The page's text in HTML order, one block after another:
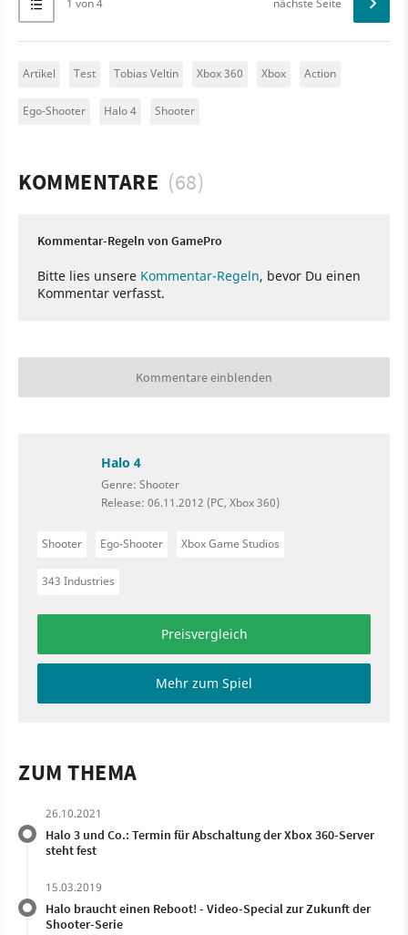
Artikel Test Tobias Veltin Xbox 360 Xbox Action
Ego-Shooter Halo 4 Shooter
KOMMENTARE (68)
Kommentar-Regeln von GamePro
Bitte lies unsere Kommentar-Regeln, bevor Du einen
Kommentar verfasst.
Kommentare einblenden
Halo 4
Genre: Shooter
Release: 06.11.2012 (PC, Xbox 360)
Shooter Ego-Shooter Xbox Game Studios
343 Industries
Preisvergleich
Mehr zum Spiel
ZUM THEMA
26.10.2021
Halo 3 und Co.: Termin für Abschaltung der Xbox 360-Server
steht fest
15.03.2019
Halo braucht einen Reboot! - Video-Special zur Zukunft der
Shooter-Serie